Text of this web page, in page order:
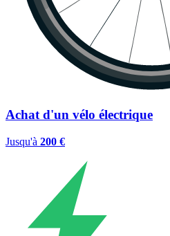
Achat d'un vélo électrique
Jusqu'à 200 €